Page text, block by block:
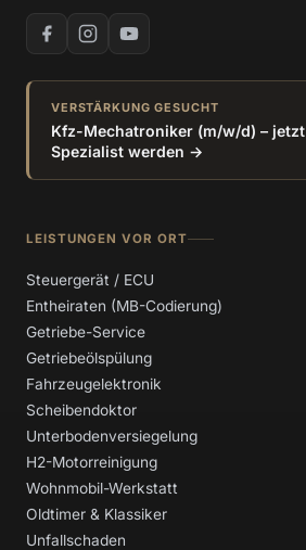
VERSTÄRKUNG GESUCHT
Kfz-Mechatroniker (m/w/d) – jetzt
Spezialist werden →
LEISTUNGEN VOR ORT
Steuergerät / ECU
Entheiraten (MB-Codierung)
Getriebe-Service
Getriebeölspülung
Fahrzeugelektronik
Scheibendoktor
Unterbodenversiegelung
H2-Motorreinigung
Wohnmobil-Werkstatt
Oldtimer & Klassiker
Unfallschaden